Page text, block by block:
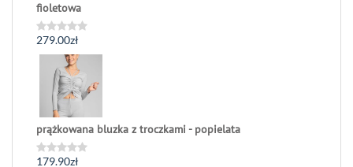
fioletowa
Oceniono
0
279.00zł
prążkowana bluzka z troczkami - popielata
Oceniono
179.90zł